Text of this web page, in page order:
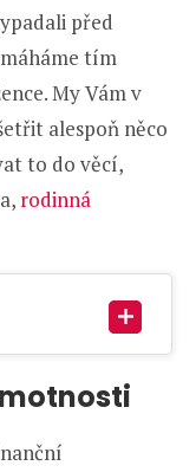
před
tím
My Vám v
alespoň něco
to do věcí,
rodinná